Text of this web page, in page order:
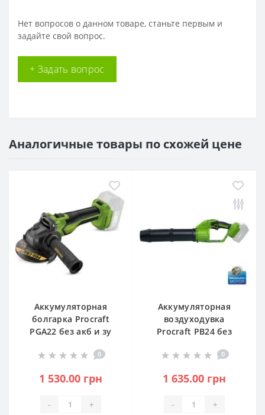
Нет вопросов о данном товаре, станьте первым и
задайте свой вопрос.
+ Задать вопрос
Аналогичные товары по схожей цене
Аккумуляторная
болгарка Procraft
PGA22 без акб и зу
0
1 530.00 грн
- +
Аккумуляторная
воздуходувка
Procraft PB24 без
030272)
0
1 635.00 грн
- +